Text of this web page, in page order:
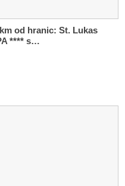
od hranic: St. Lukas
**** s…